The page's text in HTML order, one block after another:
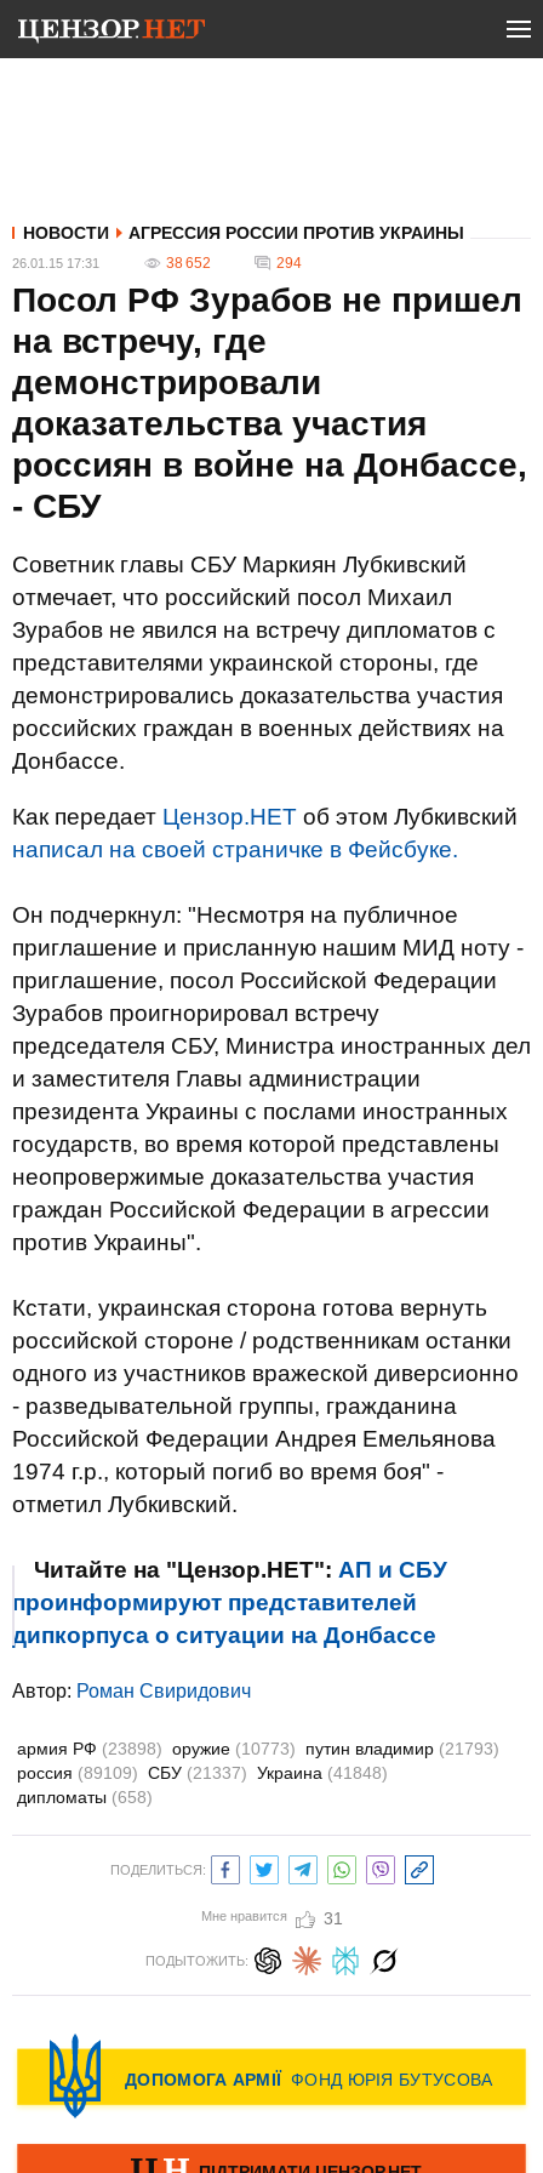
НОВОСТИ АГРЕССИЯ РОССИИ ПРОТИВ УКРАИНЫ
26.01.15 17:31 38 652 294
Посол РФ Зурабов не пришел
на встречу, где
демонстрировали
доказательства участия
россиян в войне на Донбассе,
- СБУ
Советник главы СБУ Маркиян Лубкивский
отмечает, что российский посол Михаил
Зурабов не явился на встречу дипломатов с
представителями украинской стороны, где
демонстрировались доказательства участия
российских граждан в военных действиях на
Донбассе.
Как передает Цензор.НЕТ об этом Лубкивский
написал на своей страничке в Фейсбуке.
Он подчеркнул: "Несмотря на публичное
приглашение и присланную нашим МИД ноту -
приглашение, посол Российской Федерации
Зурабов проигнорировал встречу
председателя СБУ, Министра иностранных дел
и заместителя Главы администрации
президента Украины с послами иностранных
государств, во время которой представлены
неопровержимые доказательства участия
граждан Российской Федерации в агрессии
против Украины".
Кстати, украинская сторона готова вернуть
российской стороне / родственникам останки
одного из участников вражеской диверсионно
- разведывательной группы, гражданина
Российской Федерации Андрея Емельянова
1974 г.р., который погиб во время боя" -
отметил Лубкивский.
Читайте на "Цензор.НЕТ": АП и СБУ
проинформируют представителей
дипкорпуса о ситуации на Донбассе
Автор: Роман Свиридович
армия РФ (23898) оружие (10773) путин владимир (21793)
россия (89109) СБУ (21337) Украина (41848)
дипломаты (658)
ПОДЕЛИТЬСЯ:
Мне нравится 31
ПОДЫТОЖИТЬ: